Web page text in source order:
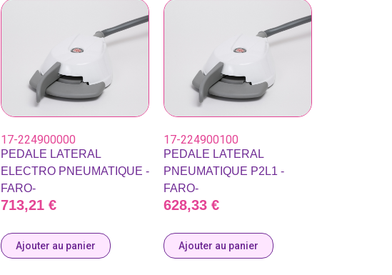
17-224900000
PEDALE LATERAL
ELECTRO PNEUMATIQUE -
FARO-
713,21 €
Ajouter au panier
17-224900100
PEDALE LATERAL
PNEUMATIQUE P2L1 -
FARO-
628,33 €
Ajouter au panier